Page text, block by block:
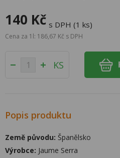
140 Kč s DPH (1 ks)
Cena za 1l: 186,67 Kč s DPH
KS
Popis produktu
Země původu: Španělsko
Výrobce: Jaume Serra